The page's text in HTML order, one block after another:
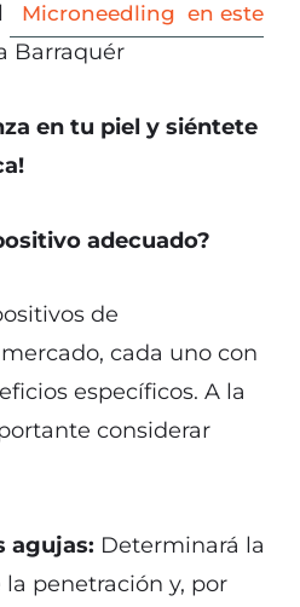
Microneedling en este
Barraquér
en tu piel y siéntete
adecuado?
de
cada uno con
específicos. A la
considerar
agujas: Determinará la
penetración y, por